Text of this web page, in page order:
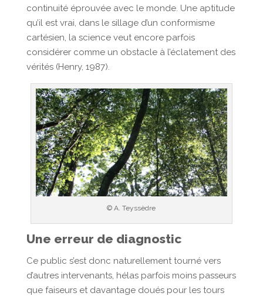
continuité éprouvée avec le monde. Une aptitude
qu’il est vrai, dans le sillage d’un conformisme
cartésien, la science veut encore parfois
considérer comme un obstacle à l’éclatement des
vérités (Henry, 1987).
© A. Teyssèdre
Une erreur de diagnostic
Ce public s’est donc naturellement tourné vers
d’autres intervenants, hélas parfois moins passeurs
que faiseurs et davantage doués pour les tours